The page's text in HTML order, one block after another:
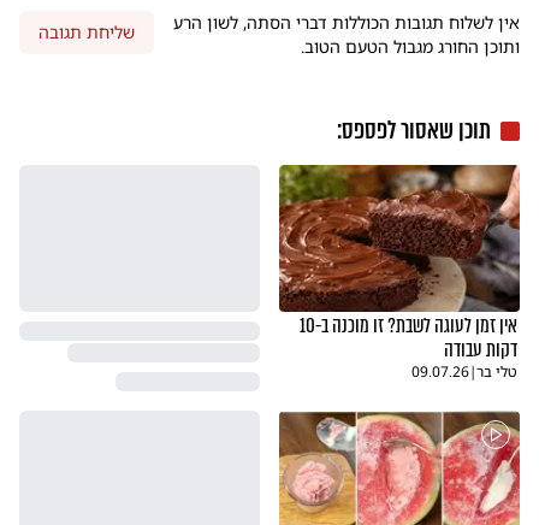
אין לשלוח תגובות הכוללות דברי הסתה, לשון הרע
ותוכן החורג מגבול הטעם הטוב.
שליחת תגובה
תוכן שאסור לפספס:
אין זמן לעוגה לשבת? זו מוכנה ב-10
דקות עבודה
טלי בר|
09.07.26